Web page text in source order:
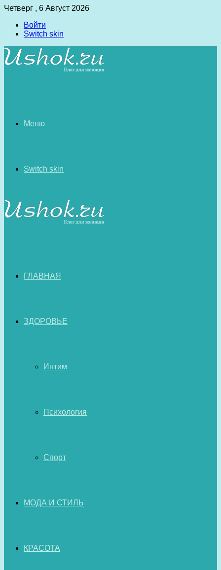
Четверг , 6 Август 2026
Войти
Switch skin
Меню
Switch skin
ГЛАВНАЯ
ЗДОРОВЬЕ
Интим
Психология
Спорт
МОДА И СТИЛЬ
КРАСОТА